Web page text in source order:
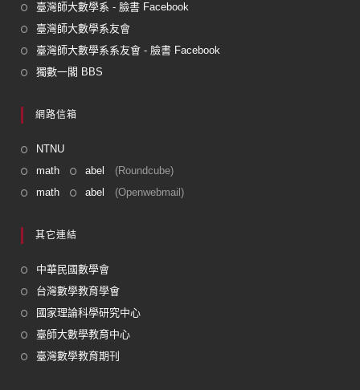
臺灣師大數學系 - 臉書 Facebook
臺灣師大數學系友會
臺灣師大數學系系友會 - 臉書 Facebook
獨數一閣 BBS
網路信箱
NTNU
math
abel
(Roundcube)
math
abel (Openwebmail)
其它連結
中華民國數學會
台灣數學教育學會
國家理論科學研究中心
臺師大數學教育中心
臺灣數學教育期刊